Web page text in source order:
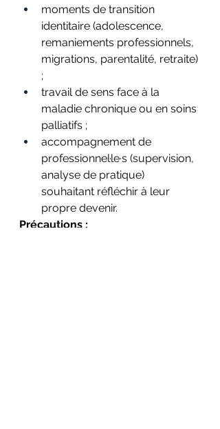
moments de transition
identitaire (adolescence,
remaniements professionnels,
migrations, parentalité, retraite)
;
travail de sens face à la
maladie chronique ou en soins
palliatifs ;
accompagnement de
professionnel·le·s (supervision,
analyse de pratique)
souhaitant réfléchir à leur
propre devenir.
Précautions :